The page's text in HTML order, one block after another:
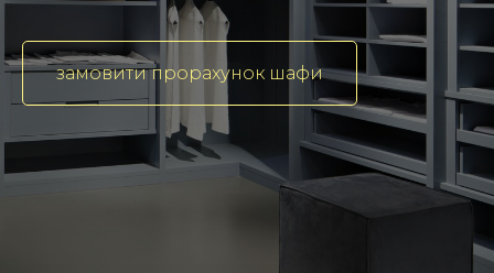
замовити прорахунок шафи